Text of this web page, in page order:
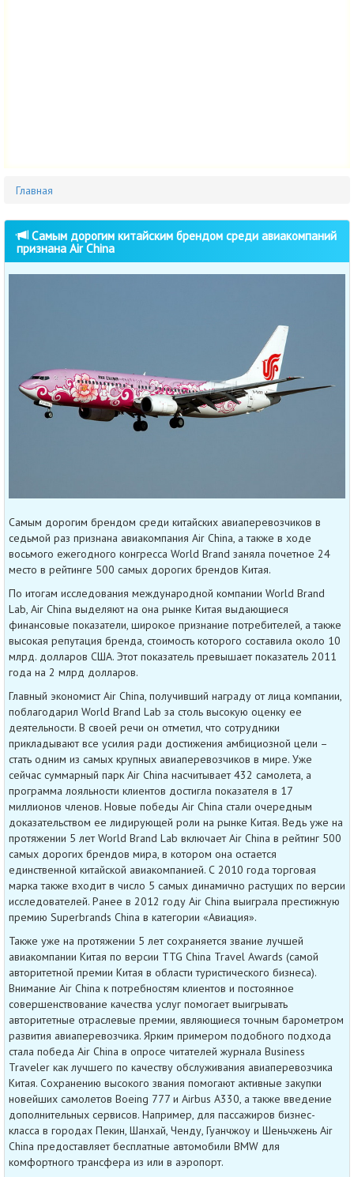
Главная
Самым дорогим китайским брендом среди авиакомпаний
признана Air China
Самым дорогим брендом среди китайских авиаперевозчиков в
седьмой раз признана авиакомпания Air China, а также в ходе
восьмого ежегодного конгресса World Brand заняла почетное 24
место в рейтинге 500 самых дорогих брендов Китая.
По итогам исследования международной компании World Brand
Lab, Air China выделяют на она рынке Китая выдающиеся
финансовые показатели, широкое признание потребителей, а также
высокая репутация бренда, стоимость которого составила около 10
млрд. долларов США. Этот показатель превышает показатель 2011
года на 2 млрд долларов.
Главный экономист Air China, получивший награду от лица компании,
поблагодарил World Brand Lab за столь высокую оценку ее
деятельности. В своей речи он отметил, что сотрудники
прикладывают все усилия ради достижения амбициозной цели –
стать одним из самых крупных авиаперевозчиков в мире. Уже
сейчас суммарный парк Air China насчитывает 432 самолета, а
программа лояльности клиентов достигла показателя в 17
миллионов членов. Новые победы Air China стали очередным
доказательством ее лидирующей роли на рынке Китая. Ведь уже на
протяжении 5 лет World Brand Lab включает Air China в рейтинг 500
самых дорогих брендов мира, в котором она остается
единственной китайской авиакомпанией. С 2010 года торговая
марка также входит в число 5 самых динамично растущих по версии
исследователей. Ранее в 2012 году Air China выиграла престижную
премию Superbrands China в категории «Авиация».
Также уже на протяжении 5 лет сохраняется звание лучшей
авиакомпании Китая по версии TTG China Travel Awards (самой
авторитетной премии Китая в области туристического бизнеса).
Внимание Air China к потребностям клиентов и постоянное
совершенствование качества услуг помогает выигрывать
авторитетные отраслевые премии, являющиеся точным барометром
развития авиаперевозчика. Ярким примером подобного подхода
стала победа Air China в опросе читателей журнала Business
Traveler как лучшего по качеству обслуживания авиаперевозчика
Китая. Сохранению высокого звания помогают активные закупки
новейших самолетов Boeing 777 и Airbus A330, а также введение
дополнительных сервисов. Например, для пассажиров бизнес-
класса в городах Пекин, Шанхай, Ченду, Гуанчжоу и Шеньчжень Air
China предоставляет бесплатные автомобили BMW для
комфортного трансфера из или в аэропорт.